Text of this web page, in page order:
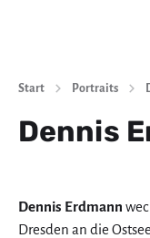
Start Portraits
Dennis
Dennis Erdmann
Dresden an die